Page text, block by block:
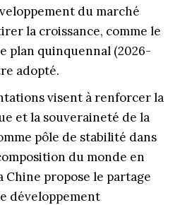
du marché
la croissance, comme le
plan quinquennal (2026-
adopté.
visent à renforcer la
et la souveraineté de la
pôle de stabilité dans
du monde en
Chine propose le partage
développement